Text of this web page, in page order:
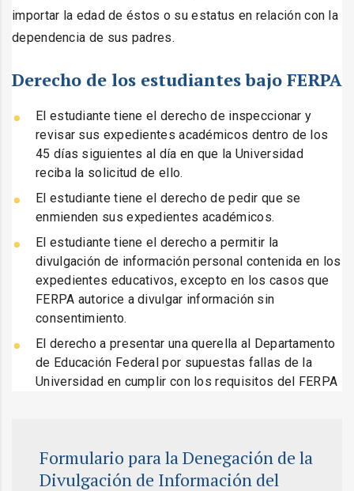
importar la edad de éstos o su estatus en relación con la
dependencia de sus padres.
Derecho de los estudiantes bajo FERPA
El estudiante tiene el derecho de inspeccionar y
revisar sus expedientes académicos dentro de los
45 días siguientes al día en que la Universidad
reciba la solicitud de ello.
El estudiante tiene el derecho de pedir que se
enmienden sus expedientes académicos.
El estudiante tiene el derecho a permitir la
divulgación de información personal contenida en los
expedientes educativos, excepto en los casos que
FERPA autorice a divulgar información sin
consentimiento.
El derecho a presentar una querella al Departamento
de Educación Federal por supuestas fallas de la
Universidad en cumplir con los requisitos del FERPA
Formulario para la Denegación de la
Divulgación de Información del